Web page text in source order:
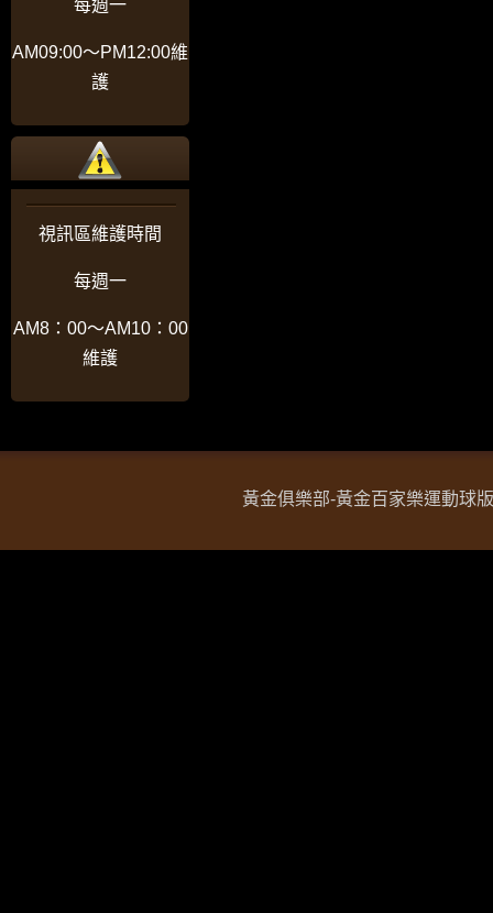
每週一
AM09:00〜PM12:00維
護
視訊區維護時間
每週一
AM8：00〜AM10：00
維護
黃金俱樂部-黃金百家樂運動球